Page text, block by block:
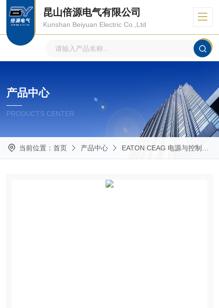
昆山倍源电气有限公司
Kunshan Beiyuan Electric Co.,Ltd
产品中心
PRODUCTS CENTER
当前位置： 首页 产品中心 EATON CEAG 电源与控制